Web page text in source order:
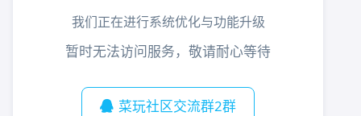
我们正在进行系统优化与功能升级
暂时无法访问服务，敬请耐心等待
菜玩社区交流群2群